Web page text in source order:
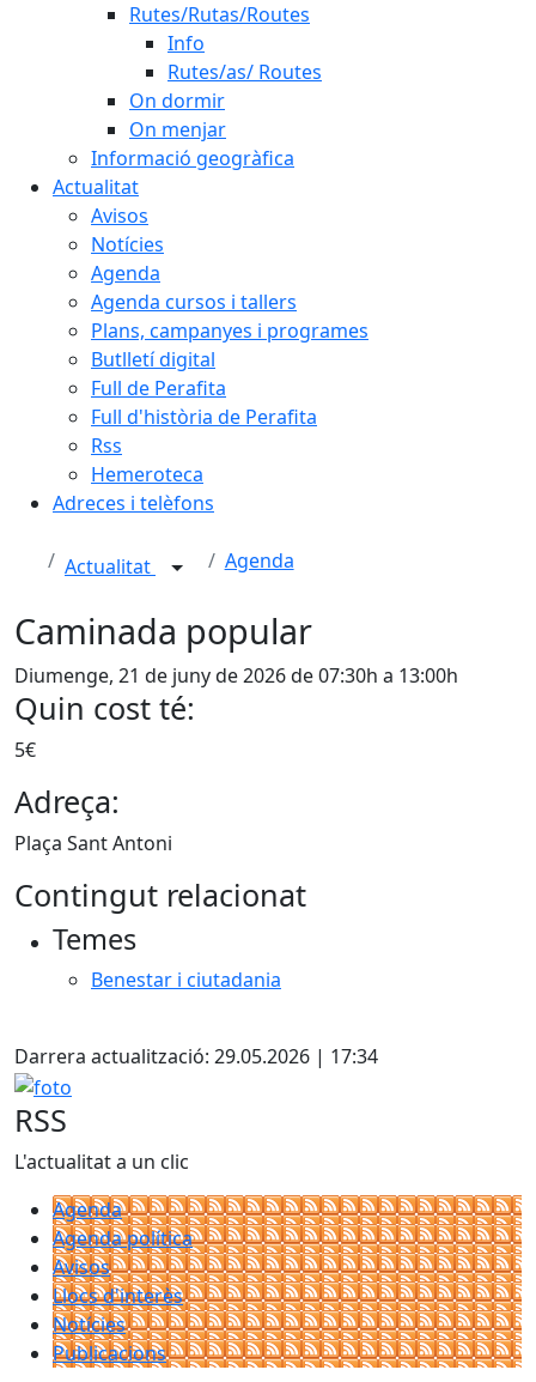
Rutes/Rutas/Routes
Info
Rutes/as/ Routes
On dormir
On menjar
Informació geogràfica
Actualitat
Avisos
Notícies
Agenda
Agenda cursos i tallers
Plans, campanyes i programes
Butlletí digital
Full de Perafita
Full d'història de Perafita
Rss
Hemeroteca
Adreces i telèfons
Actualitat Agenda
Caminada popular
Diumenge, 21 de juny de 2026 de 07:30h a 13:00h
Quin cost té:
5€
Adreça:
Plaça Sant Antoni
Contingut relacionat
Temes
Benestar i ciutadania
Darrera actualització: 29.05.2026 | 17:34
foto
RSS
L'actualitat a un clic
Agenda
Agenda política
Avisos
Llocs d'interès
Notícies
Publicacions